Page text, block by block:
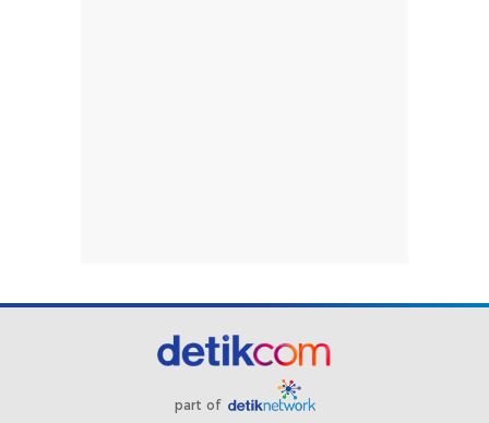
part of